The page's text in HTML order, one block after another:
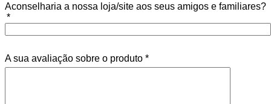
Aconselharia a nossa loja/site aos seus amigos e familiares?
*
A sua avaliação sobre o produto *